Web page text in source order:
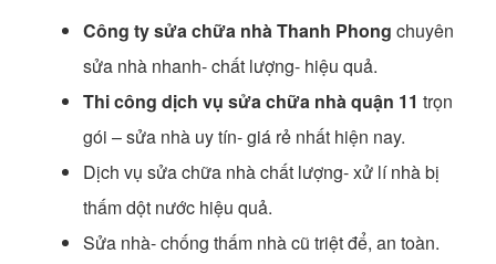
Công ty sửa chữa nhà Thanh Phong chuyên
sửa nhà nhanh- chất lượng- hiệu quả.
Thi công dịch vụ sửa chữa nhà quận 11 trọn
gói – sửa nhà uy tín- giá rẻ nhất hiện nay.
Dịch vụ sửa chữa nhà chất lượng- xử lí nhà bị
thấm dột nước hiệu quả.
Sửa nhà- chống thấm nhà cũ triệt để, an toàn.